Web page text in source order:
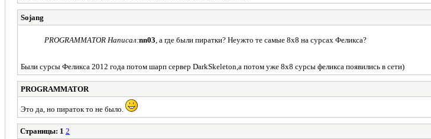
Sojang
PROGRAMMATOR Написал:nn03 , а где были пиратки? Неужто те самые 8x8 на сурсах Феликса?
Были сурсы Феликса 2012 года потом шарп сервер DarkSkeleton,а потом уже 8х8 сурсы феликса появились в сети)
PROGRAMMATOR
Это да, но пираток то не было.
Страницы: 1 2